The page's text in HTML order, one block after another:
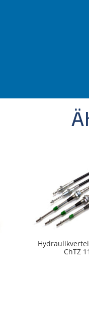
ChTZ